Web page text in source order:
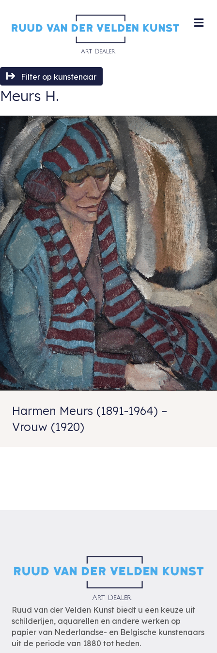
Filter op kunstenaar
Meurs H.
Harmen Meurs (1891-1964) –
Vrouw (1920)
Ruud van der Velden Kunst biedt u een keuze uit
schilderijen, aquarellen en andere werken op
papier van Nederlandse- en Belgische kunstenaars
uit de periode van 1880 tot heden.